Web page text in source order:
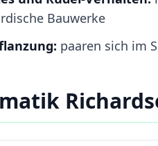
Bauwerke
paaren sich im